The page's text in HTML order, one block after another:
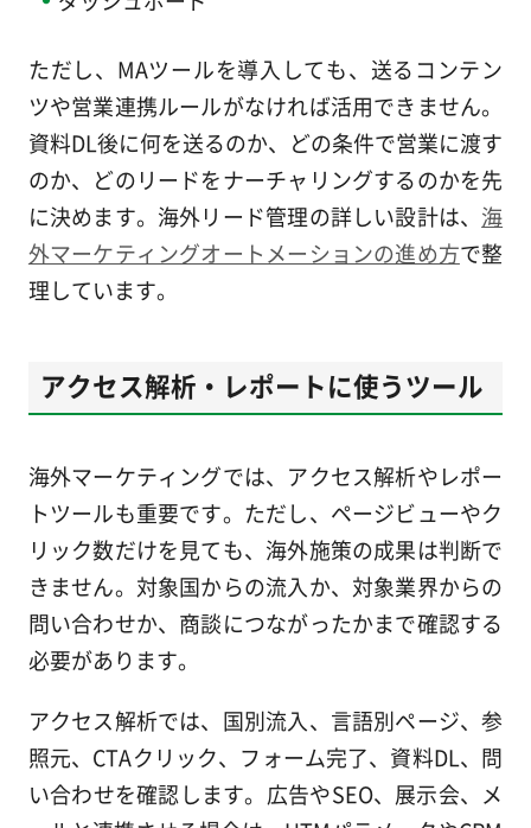
ただし、MAツールを導入しても、送るコンテン
ツや営業連携ルールがなければ活用できません。
資料DL後に何を送るのか、どの条件で営業に渡す
のか、どのリードをナーチャリングするのかを先
に決めます。海外リード管理の詳しい設計は、 海
外マーケティングオートメーションの進め方で整
理しています。
アクセス解析・レポートに使うツール
海外マーケティングでは、アクセス解析やレポー
トツールも重要です。ただし、ページビューやク
リック数だけを見ても、海外施策の成果は判断で
きません。対象国からの流入か、対象業界からの
問い合わせか、商談につながったかまで確認する
必要があります。
アクセス解析では、国別流入、言語別ページ、参
照元、CTAクリック、フォーム完了、資料DL、問
い合わせを確認します。広告やSEO、展示会、メ